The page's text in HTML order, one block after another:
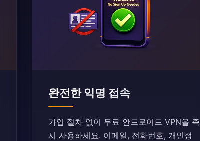
완전한 익명 접속
가입 절차 없이 무료 안드로이드 VPN을 즉
시 사용하세요. 이메일, 전화번호, 개인정